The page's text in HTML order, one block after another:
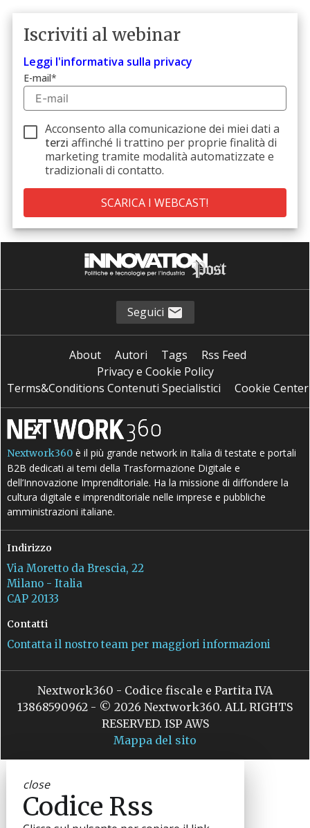
Iscriviti al webinar
Leggi l'informativa sulla privacy
E-mail*
Acconsento alla comunicazione dei miei dati a
terzi affinché li trattino per proprie finalità di
marketing tramite modalità automatizzate e
tradizionali di contatto.
Seguici
About Autori Tags
Rss Feed
Privacy e Cookie Policy
Terms&Conditions Contenuti Specialistici
Cookie Center
Nextwork360 è il più grande network in Italia di testate e portali
B2B dedicati ai temi della Trasformazione Digitale e
dell’Innovazione Imprenditoriale. Ha la missione di diffondere la
cultura digitale e imprenditoriale nelle imprese e pubbliche
amministrazioni italiane.
Indirizzo
Via Moretto da Brescia, 22
Milano - Italia
CAP 20133
Contatti
Contatta il nostro team per maggiori informazioni
Nextwork360 - Codice fiscale e Partita IVA
13868590962 - © 2026 Nextwork360. ALL RIGHTS
RESERVED. ISP AWS
Mappa del sito
close
Codice Rss